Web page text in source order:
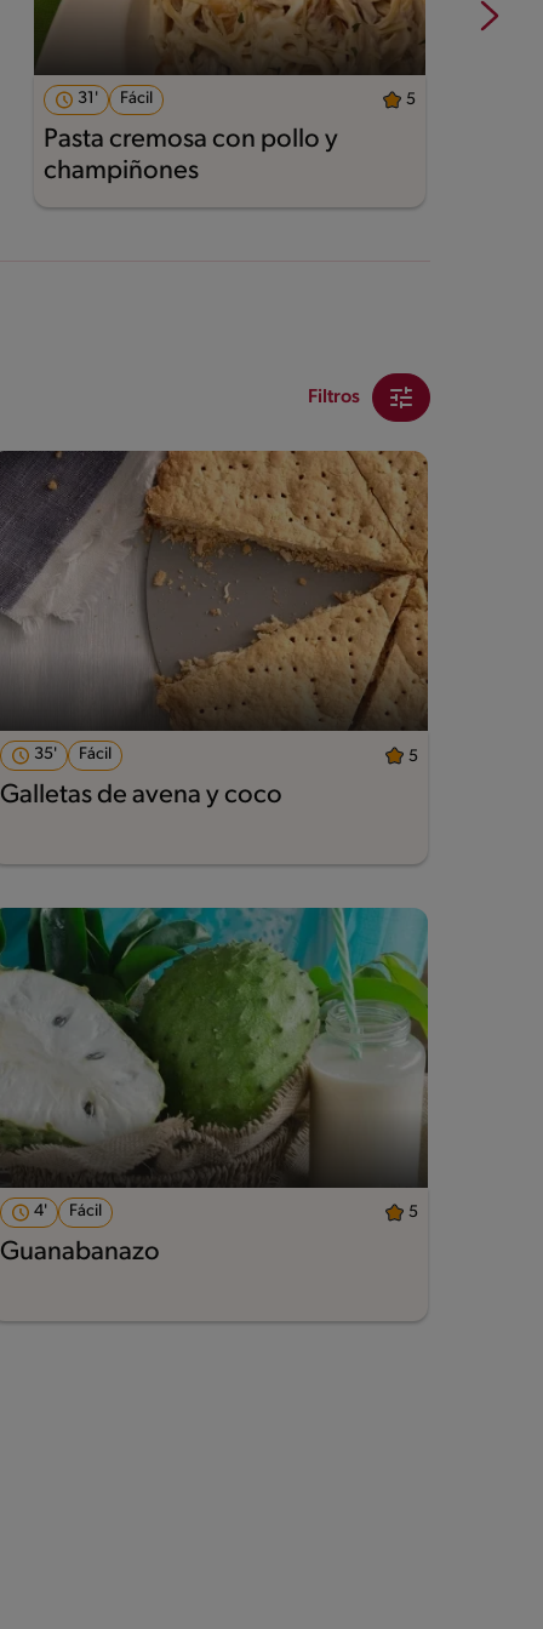
31' Fácil 5
Pasta cremosa con pollo y
champiñones
Filtros
35' Fácil 5
Galletas de avena y coco
4' Fácil 5
Guanabanazo